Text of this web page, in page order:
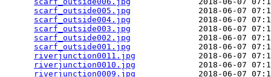
scarf_outside005.jpg
2018-06-07
scarf_outside004.jpg
2018-06-07
scarf_outside003.jpg
2018-06-07
scarf_outside002.jpg
2018-06-07
scarf_outside001.jpg
2018-06-07
riverjunction0011.jpg
2018-06-07
riverjunction0010.jpg
2018-06-07
riverjunction0009.jpg
2018-06-07